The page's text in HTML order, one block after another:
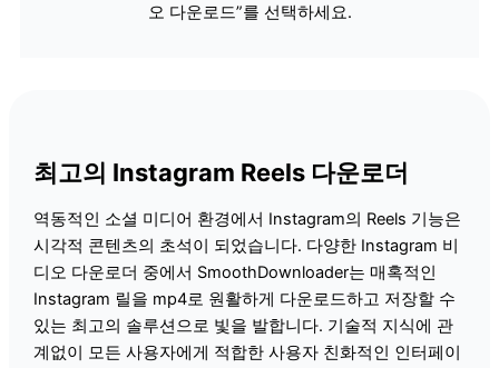
오 다운로드”를 선택하세요.
최고의 Instagram Reels 다운로더
역동적인 소셜 미디어 환경에서 Instagram의 Reels 기능은
시각적 콘텐츠의 초석이 되었습니다. 다양한 Instagram 비
디오 다운로더 중에서 SmoothDownloader는 매혹적인
Instagram 릴을 mp4로 원활하게 다운로드하고 저장할 수
있는 최고의 솔루션으로 빛을 발합니다. 기술적 지식에 관
계없이 모든 사용자에게 적합한 사용자 친화적인 인터페이